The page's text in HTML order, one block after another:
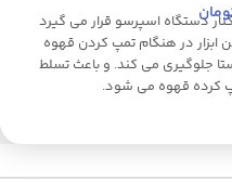
دستگاه اسپرسو قرار می گیرد
ابزار در هنگام تمپ کردن قهوه
جلوگیری می کند. و باعث تسلط
کرده قهوه می شود.